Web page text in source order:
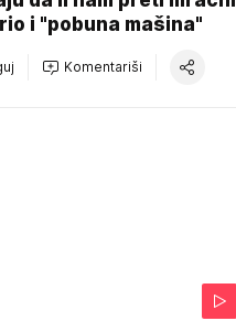
i "pobuna mašina"
Komentariši